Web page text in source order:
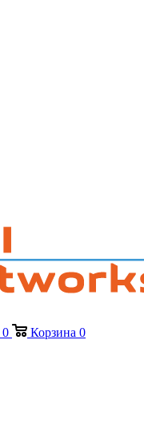
0 Корзина 0